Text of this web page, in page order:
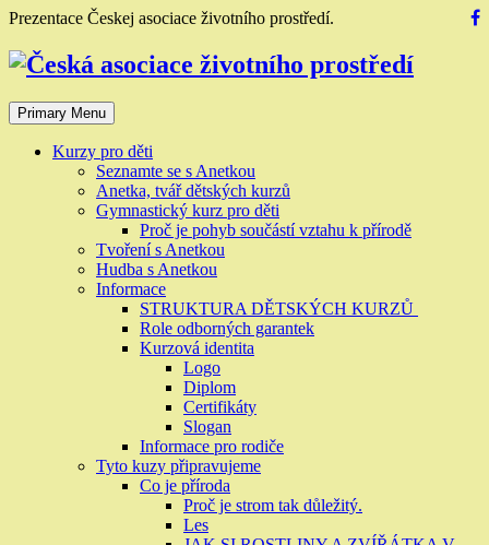
Skip
content
Prezentace Českej asociace životního prostředí.
Primary Menu
Kurzy pro děti
Seznamte se s Anetkou
Anetka, tvář dětských kurzů
Gymnastický kurz pro děti
Proč je pohyb součástí vztahu k přírodě
Tvoření s Anetkou
Hudba s Anetkou
Informace
STRUKTURA DĚTSKÝCH KURZŮ
Role odborných garantek
Kurzová identita
Logo
Diplom
Certifikáty
Slogan
Informace pro rodiče
Tyto kuzy připravujeme
Co je příroda
Proč je strom tak důležitý.
Les